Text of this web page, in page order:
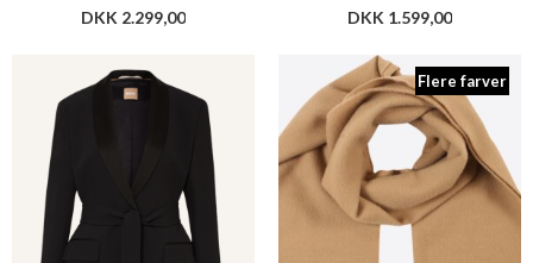
DKK 2.299,00 DKK 1.599,00
Flere farver